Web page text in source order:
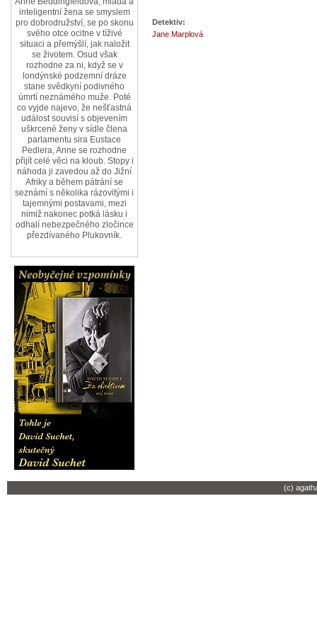
Detektiv:
Jane Marplová
inteligentní žena se smyslem
pro dobrodružství, se po skonu
svého otce ocitne v tíživé
situaci a přemýšlí, jak naložit
se životem. Osud však
rozhodne za ni, když se v
londýnské podzemní dráze
stane svědkyní podivného
úmrtí neznámého muže. Poté
co vyjde najevo, že nešťastná
událost souvisí s objevením
uškrcené ženy v sídle člena
parlamentu sira Eustace
Pedlera, Anne se rozhodne
přijít celé věci na kloub. Stopy i
náhoda ji zavedou až do Jižní
Afriky a během pátrání se
seznámí s několika rázovitými i
tajemnými postavami, mezi
nimiž nakonec potká lásku i
odhalí nebezpečného zločince
přezdívaného Plukovník.
(c)